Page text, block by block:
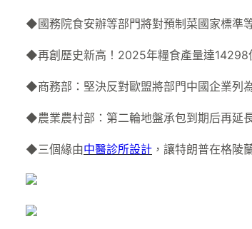
◆國務院食安辦等部門將對預制菜國家標準
◆再創歷史新高！2025年糧食產量達14298
◆商務部：堅決反對歐盟將部門中國企業列
◆農業農村部：第二輪地盤承包到期后再延
◆三個緣由中醫診所設計 ，讓特朗普在格陵